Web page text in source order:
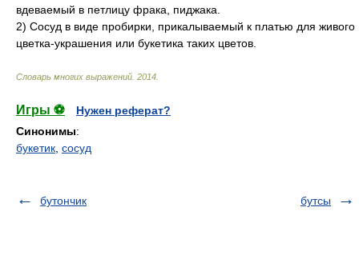
вдеваемый в петлицу фрака, пиджака.
2) Сосуд в виде пробирки, прикалываемый к платью для живого
цветка-украшения или букетика таких цветов.
Словарь многих выражений 2014
Игры ⚽
Нужен реферат?
Синонимы:
букетик сосуд
бутончик бутсы